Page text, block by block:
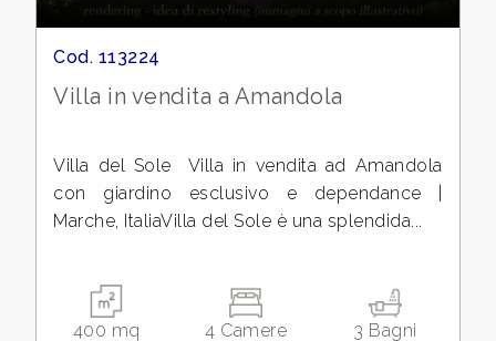
Cod. 113224
Villa in vendita a Amandola
Villa del Sole  Villa in vendita ad Amandola
con giardino esclusivo e dependance |
Marche, ItaliaVilla del Sole è una splendida...
400 mq 4 Camere 3 Bagni
NOI
NEWS
BLOG
multiscelta
Residenziali